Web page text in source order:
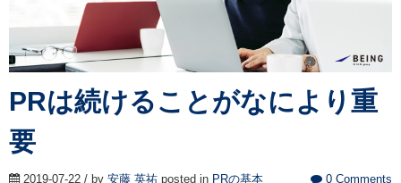
PRは続けることがなにより重
要
2019-07-22 / by 安藤 英祐 posted in PRの基本 0 Comments